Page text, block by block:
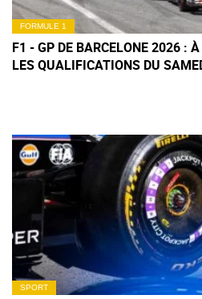
FORMULE 1
F1 - GP DE BARCELONE 2026 :
LES QUALIFICATIONS DU
SPORT